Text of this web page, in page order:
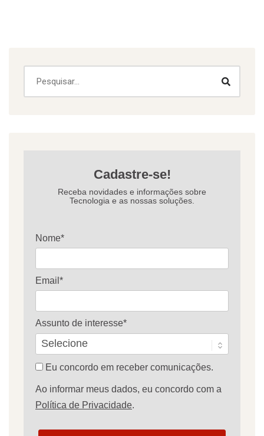
Cadastre-se!
Receba novidades e informações sobre
Tecnologia e as nossas soluções.
Nome*
Email*
Assunto de interesse*
Eu concordo em receber comunicações.
Ao informar meus dados, eu concordo com a
Política de Privacidade.